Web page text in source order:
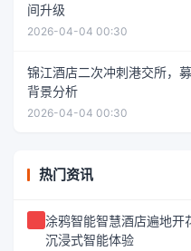
间升级
2026-04-04 00:30
锦江酒店二次冲刺港交所，
背景分析
2026-04-04 00:30
热门资讯
涂鸦智能智慧酒店遍地开
沉浸式智能体验